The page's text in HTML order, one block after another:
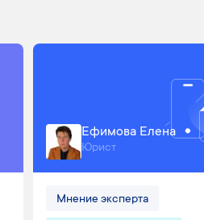
Ефимова Елена
Юрист
Мнение эксперта